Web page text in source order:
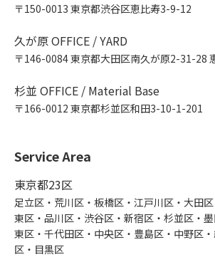
〒150-0013 東京都渋谷区恵比寿3-9-12
久が原 OFFICE / YARD
〒146-0084 東京都大田区南久が原2-31-28
杉並 OFFICE / Material Base
〒166-0012 東京都杉並区和田3-10-1-201
Service Area
東京都23区
足立区・荒川区・板橋区・江戸川区・大田
東区・品川区・渋谷区・新宿区・杉並区・
東区・千代田区・中央区・豊島区・中野区
区・目黒区